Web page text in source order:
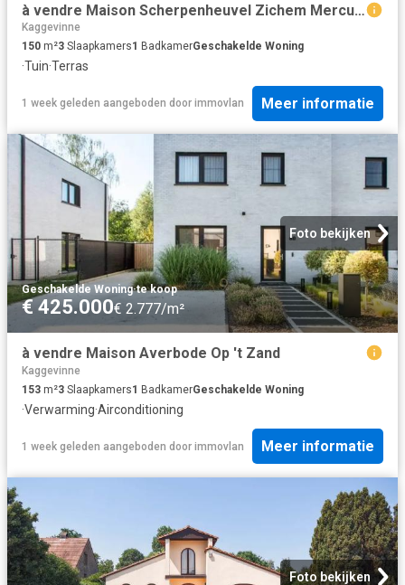
à vendre Maison Scherpenheuvel Zichem Mercuriuslaan
Kaggevinne
150 m²3 Slaapkamers1 BadkamerGeschakelde Woning
·Tuin·Terras
1 week geleden aangeboden door immovlan Meer informatie
Foto bekijken
Geschakelde Woning·te koop
€ 425.000€ 2.777/m²
à vendre Maison Averbode Op 't Zand
Kaggevinne
153 m²3 Slaapkamers1 BadkamerGeschakelde Woning
·Verwarming·Airconditioning
1 week geleden aangeboden door immovlan Meer informatie
Foto bekijken